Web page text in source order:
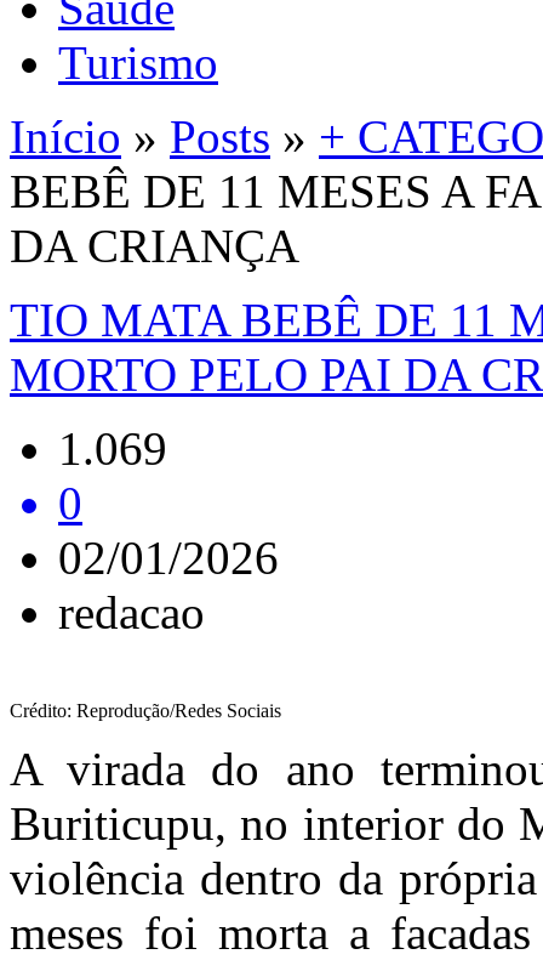
Turismo
Início » Posts » +
BEBÊ DE 11 MESES A
DA CRIANÇA
TIO MATA BEBÊ DE 11
MORTO PELO PAI DA
1.069
0
02/01/2026
redacao
Crédito: Reprodução/Redes Sociais
A virada do ano
Buriticupu, no interior do
violência dentro da
meses foi morta a